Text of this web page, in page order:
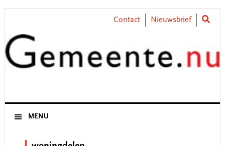
Skip
primary
navigation
Skip
content
Skip
primary
sidebar
Skip
footer
Contact Nieuwsbrief
MENU